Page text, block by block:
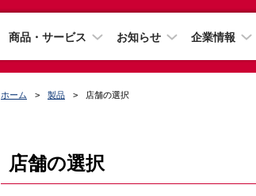
商品・サービス お知らせ 企業情報
ホーム 製品 店舗の選択
店舗の選択